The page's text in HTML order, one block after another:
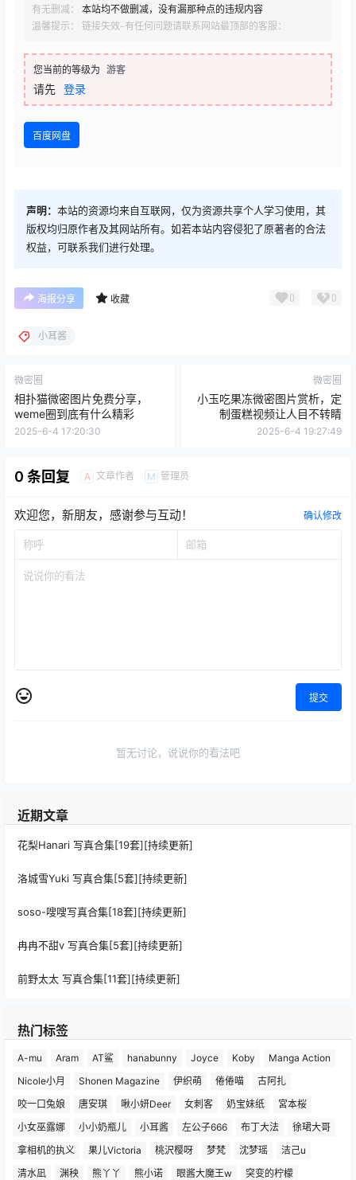
有无删减：
本站均不做删减，没有漏那种点的违规内容
温馨提示： 链接失效-有任何问题请联系网站最顶部的客服：
您当前的等级为 游客
请先 登录
百度网盘
声明： 本站的资源均来自互联网，仅为资源共享个人学习使用，其
版权均归原作者及其网站所有。如若本站内容侵犯了原著者的合法
权益，可联系我们进行处理。
海报分享 收藏 0 0
小耳酱
微密圈
相扑猫微密图片免费分享，
weme圈到底有什么精彩
2025-6-4 17:20:30
微密圈
小玉吃果冻微密图片赏析，定
制蛋糕视频让人目不转睛
2025-6-4 19:27:49
0 条回复 A 文章作者 M 管理员
欢迎您，新朋友，感谢参与互动！ 确认修改
提交
暂无讨论，说说你的看法吧
近期文章
花梨Hanari 写真合集[19套][持续更新]
洛城雪Yuki 写真合集[5套][持续更新]
soso-嗖嗖写真合集[18套][持续更新]
冉冉不甜v 写真合集[5套][持续更新]
前野太太 写真合集[11套][持续更新]
热门标签
A-mu Aram AT鲨 hanabunny Joyce Koby
Manga Action
Nicole小月
Shonen Magazine 伊织萌 倦倦喵
古阿扎
咬一口兔娘
唐安琪 啾小妍Deer 女刺客 奶宝妹纸
宮本桜
小女巫露娜
小小奶瓶儿 小耳酱 左公子666 布丁大法
徐珺大哥
拿相机的执义
果儿Victoria 桃沢樱呀 梦梵 沈梦瑶
洁己u
清水凪
渊秧 熊丫丫 熊小诺 眼酱大魔王w 突变的柠檬